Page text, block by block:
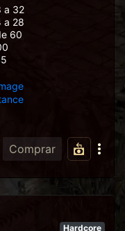
a 32
a 28
60
Comprar
Hardcore